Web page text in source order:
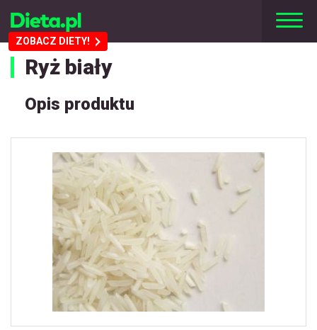
ZOBACZ DIETY!
Ryż biały
Opis produktu